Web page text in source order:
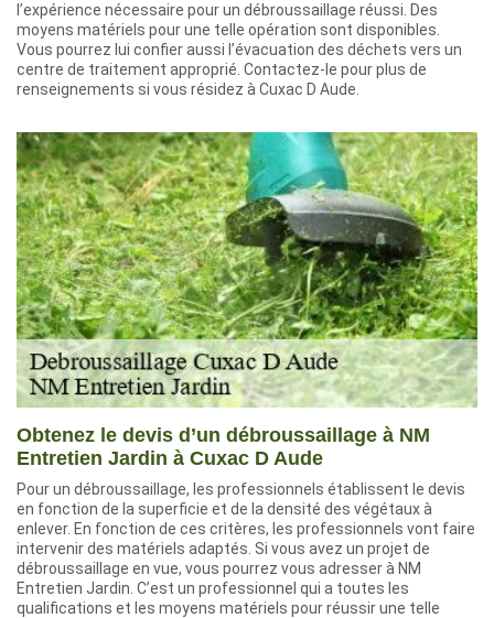
l’expérience nécessaire pour un débroussaillage réussi. Des
moyens matériels pour une telle opération sont disponibles.
Vous pourrez lui confier aussi l’évacuation des déchets vers un
centre de traitement approprié. Contactez-le pour plus de
renseignements si vous résidez à Cuxac D Aude.
Obtenez le devis d’un débroussaillage à NM
Entretien Jardin à Cuxac D Aude
Pour un débroussaillage, les professionnels établissent le devis
en fonction de la superficie et de la densité des végétaux à
enlever. En fonction de ces critères, les professionnels vont faire
intervenir des matériels adaptés. Si vous avez un projet de
débroussaillage en vue, vous pourrez vous adresser à NM
Entretien Jardin. C’est un professionnel qui a toutes les
qualifications et les moyens matériels pour réussir une telle